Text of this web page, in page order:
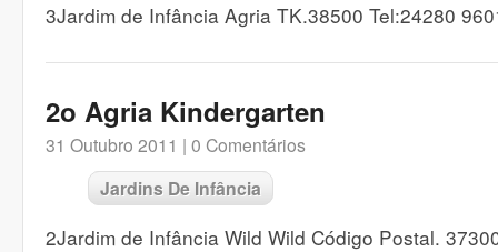
3Jardim de Infância Agria TK.38500 Tel:24280
2o Agria Kindergarten
31 Outubro 2011 | 0 Comentários
Jardins De Infância
2Jardim de Infância Wild Wild Código Postal.